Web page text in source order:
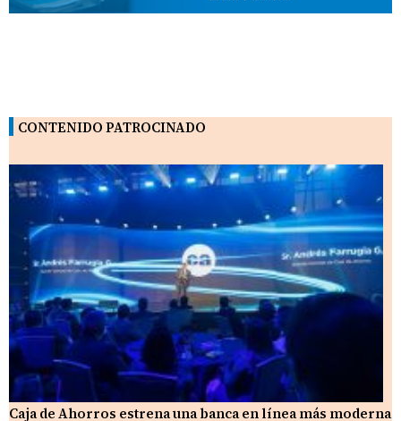
CONTENIDO PATROCINADO
Caja de Ahorros estrena una banca en línea más moderna